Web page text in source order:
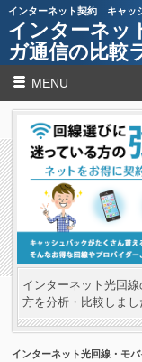
インターネット契約 キャッ
インターネッ
ガ通信の比較
MENU
インターネット光回
方を分析・比較しまし
インターネット光回線・モ